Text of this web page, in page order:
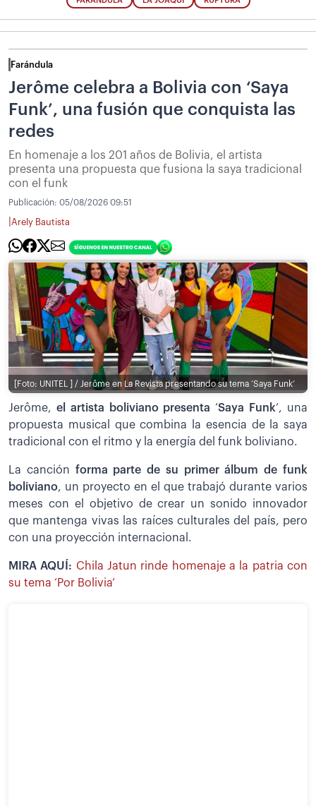
Farándula
Jerôme celebra a Bolivia con ‘Saya
Funk’, una fusión que conquista las
redes
En homenaje a los 201 años de Bolivia, el artista
presenta una propuesta que fusiona la saya tradicional
con el funk
Publicación: 05/08/2026 09:51
Arely Bautista
[Foto: UNITEL ] / Jerôme en La Revista presentando su tema ‘Saya Funk’
Jerôme, el artista boliviano presenta ‘Saya Funk’, una
propuesta musical que combina la esencia de la saya
tradicional con el ritmo y la energía del funk boliviano.
La canción forma parte de su primer álbum de funk
boliviano, un proyecto en el que trabajó durante varios
meses con el objetivo de crear un sonido innovador
que mantenga vivas las raíces culturales del país, pero
con una proyección internacional.
MIRA AQUÍ: Chila Jatun rinde homenaje a la patria con
su tema ‘Por Bolivia’